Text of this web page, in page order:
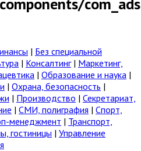
| Без специальной
| Консалтинг| Маркетинг,
| Образование и наука |
| Охрана, безопасность |
| Производство | Секретариат,
| СМИ, полиграфия | Спорт,
менеджмент | Транспорт,
гостиницы | Управление